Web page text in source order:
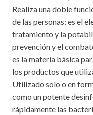
Realiza una doble
de las personas: es el
tratamiento y la
prevención y el
es la materia básica
los productos que
Utilizado solo o en
como un potente
rápidamente las